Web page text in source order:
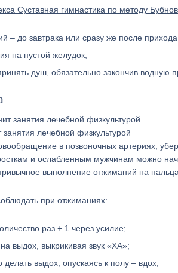
Суставная гимнастика по методу
– до завтрака или сразу же после
на пустой желудок;
душ, обязательно закончив водную
лечебной физкультурой
в позвоночных артериях,
и ослабленным мужчинам можно
выполнение отжиманий на
при отжиманиях:
раз + 1 через усилие;
выдох, выкрикивая звук «ХА»;
выдох, опускаясь к полу – вдох;